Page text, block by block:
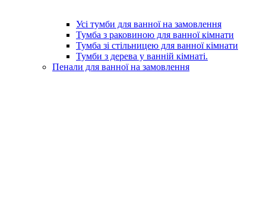
Усі тумби для ванної на замовлення
Тумба з раковиною для ванної кімнати
Тумба зі стільницею для ванної кімнати
Тумби з дерева у ванній кімнаті.
Пенали для ванної на замовлення